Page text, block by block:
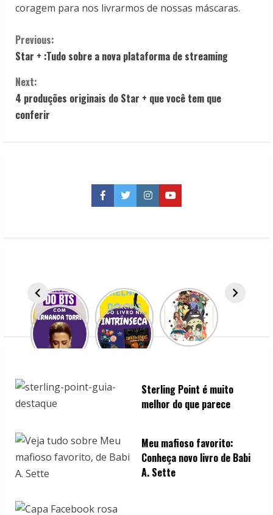
coragem para nos livrarmos de nossas máscaras.
C
o
n
t
n
g
Previous:
Star + :Tudo sobre a nova plataforma de streaming
Next:
4 produções originais do Star + que você tem que
conferir
Facebook
TwitterInstagramYouTube
Sterling Point é muito
melhor do que parece
Meu mafioso favorito:
Conheça novo livro de Babi
A. Sette